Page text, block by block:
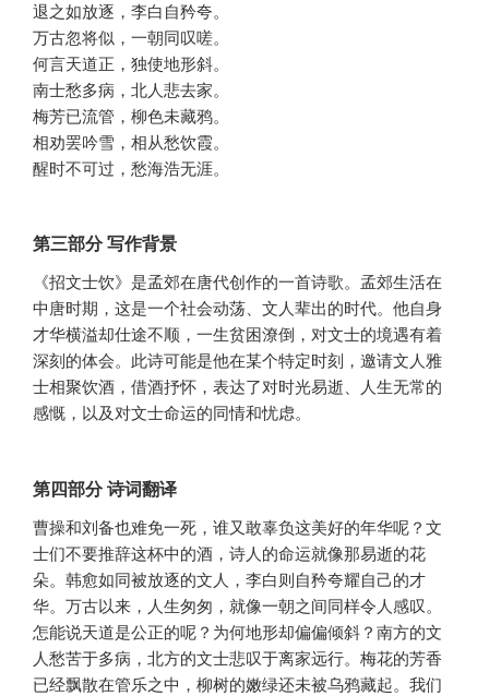
退之如放逐，李白自矜夸。
万古忽将似，一朝同叹嗟。
何言天道正，独使地形斜。
南士愁多病，北人悲去家。
梅芳已流管，柳色未藏鸦。
相劝罢吟雪，相从愁饮霞。
醒时不可过，愁海浩无涯。
第三部分 写作背景
《招文士饮》是孟郊在唐代创作的一首诗歌。孟郊生活在
中唐时期，这是一个社会动荡、文人辈出的时代。他自身
才华横溢却仕途不顺，一生贫困潦倒，对文士的境遇有着
深刻的体会。此诗可能是他在某个特定时刻，邀请文人雅
士相聚饮酒，借酒抒怀，表达了对时光易逝、人生无常的
感慨，以及对文士命运的同情和忧虑。
第四部分 诗词翻译
曹操和刘备也难免一死，谁又敢辜负这美好的年华呢？文
士们不要推辞这杯中的酒，诗人的命运就像那易逝的花
朵。韩愈如同被放逐的文人，李白则自矜夸耀自己的才
华。万古以来，人生匆匆，就像一朝之间同样令人感叹。
怎能说天道是公正的呢？为何地形却偏偏倾斜？南方的文
人愁苦于多病，北方的文士悲叹于离家远行。梅花的芳香
已经飘散在管乐之中，柳树的嫩绿还未被乌鸦藏起。我们